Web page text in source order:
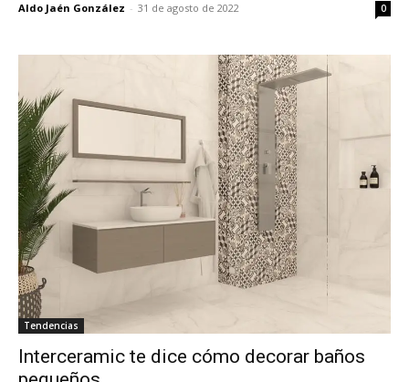
Aldo Jaén González - 31 de agosto de 2022 0
Tendencias
Interceramic te dice cómo decorar baños